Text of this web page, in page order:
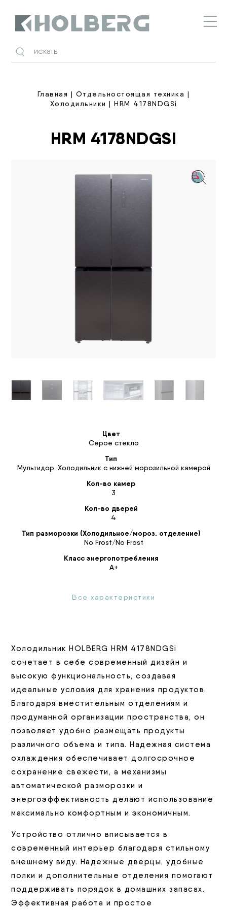
Главная | Отдельностоящая техника |
Холодильники | HRM 4178NDGSi
HRM 4178NDGSI
🔍
Цвет
Серое стекло
Тип
Мультидор. Холодильник с нижней морозильной камерой
Кол-во камер
3
Кол-во дверей
4
Тип разморозки (Холодильное/мороз. отделение)
No Frost/No Frost
Класс энергопотребления
A+
Все характеристики
Холодильник HOLBERG HRM 4178NDGSi
сочетает в себе современный дизайн и
высокую функциональность, создавая
идеальные условия для хранения продуктов.
Благодаря вместительным отделениям и
продуманной организации пространства, он
позволяет удобно размещать продукты
различного объема и типа. Надежная система
охлаждения обеспечивает долгосрочное
сохранение свежести, а механизмы
автоматической разморозки и
энергоэффективность делают использование
максимально комфортным и экономичным.
Устройство отлично вписывается в
современный интерьер благодаря стильному
внешнему виду. Надежные дверцы, удобные
полки и дополнительные отделения помогают
поддерживать порядок в домашних запасах.
Эффективная работа и простое